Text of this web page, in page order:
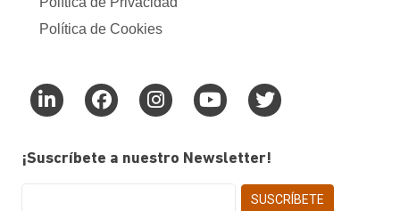
Política de Cookies
¡Suscríbete a nuestro Newsletter!